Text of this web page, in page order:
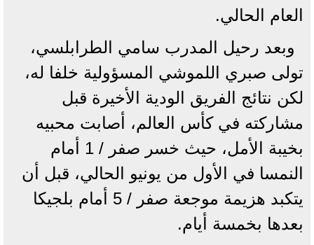
العام الحالي.
وبعد رحيل المدرب سامي الطرابلسي،
تولى صبري اللموشي المسؤولية خلفا له،
لكن نتائج الفريق الودية الأخيرة قبل
مشاركته في كأس العالم، أصابت محبيه
بخيبة الأمل، حيث خسر صفر / 1 أمام
النمسا في الأول من يونيو الحالي، قبل أن
يتكبد هزيمة موجعة صفر / 5 أمام بلجيكا
بعدها بخمسة أيام.